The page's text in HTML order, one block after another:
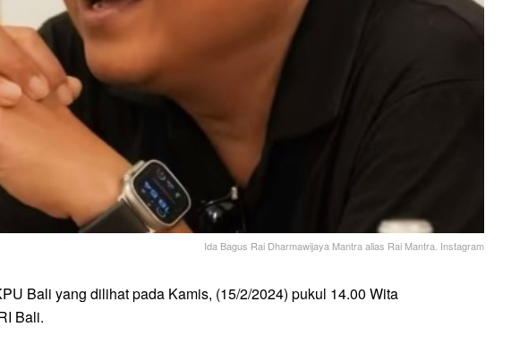
Ida Bagus Rai Dharmawijaya Mantra alias Rai Mantra. Instagram
Bali yang dilihat pada Kamis, (15/2/2024) pukul 14.00 Wita
Bali.